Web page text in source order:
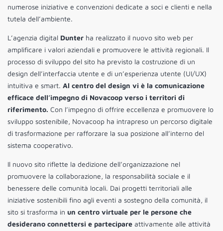
numerose iniziative e convenzioni dedicate a soci e clienti e nella
tutela dell’ambiente.
L’agenzia digital Dunter ha realizzato il nuovo sito web per
amplificare i valori aziendali e promuovere le attività regionali. Il
processo di sviluppo del sito ha previsto la costruzione di un
design dell’interfaccia utente e di un’esperienza utente (UI/UX)
intuitiva e smart. Al centro del design vi è la comunicazione
efficace dell’impegno di Novacoop verso i territori di
riferimento. Con l’impegno di offrire eccellenza e promuovere lo
sviluppo sostenibile, Novacoop ha intrapreso un percorso digitale
di trasformazione per rafforzare la sua posizione all’interno del
sistema cooperativo.
Il nuovo sito riflette la dedizione dell’organizzazione nel
promuovere la collaborazione, la responsabilità sociale e il
benessere delle comunità locali. Dai progetti territoriali alle
iniziative sostenibili fino agli eventi a sostegno della comunità, il
sito si trasforma in un centro virtuale per le persone che
desiderano connettersi e partecipare attivamente alle attività